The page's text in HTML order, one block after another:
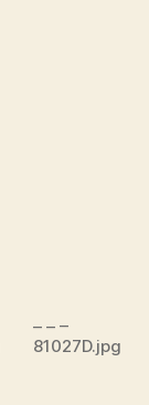
– – –
81027D.jpg